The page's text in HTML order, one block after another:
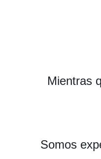
Mientras
Somos